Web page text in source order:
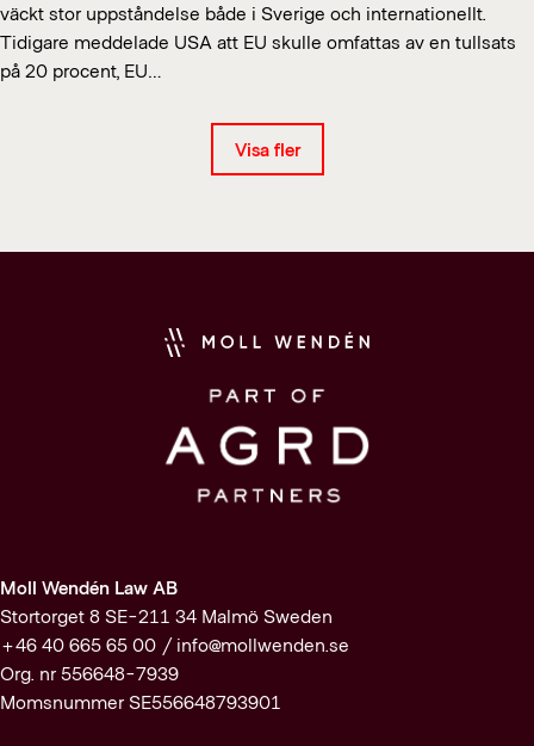
väckt stor uppståndelse både i Sverige och internationellt.
Tidigare meddelade USA att EU skulle omfattas av en tullsats
på 20 procent, EU…
Visa fler
Moll Wendén Law AB
Stortorget 8 SE-211 34 Malmö Sweden
+46 40 665 65 00 / info@mollwenden.se
Org. nr 556648-7939
Momsnummer SE556648793901